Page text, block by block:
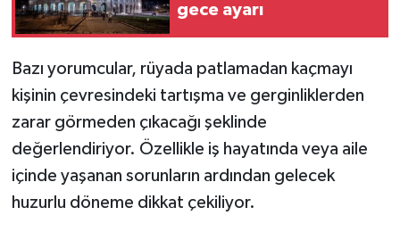
gece ayarı
Bazı yorumcular, rüyada patlamadan kaçmayı
kişinin çevresindeki tartışma ve gerginliklerden
zarar görmeden çıkacağı şeklinde
değerlendiriyor. Özellikle iş hayatında veya aile
içinde yaşanan sorunların ardından gelecek
huzurlu döneme dikkat çekiliyor.